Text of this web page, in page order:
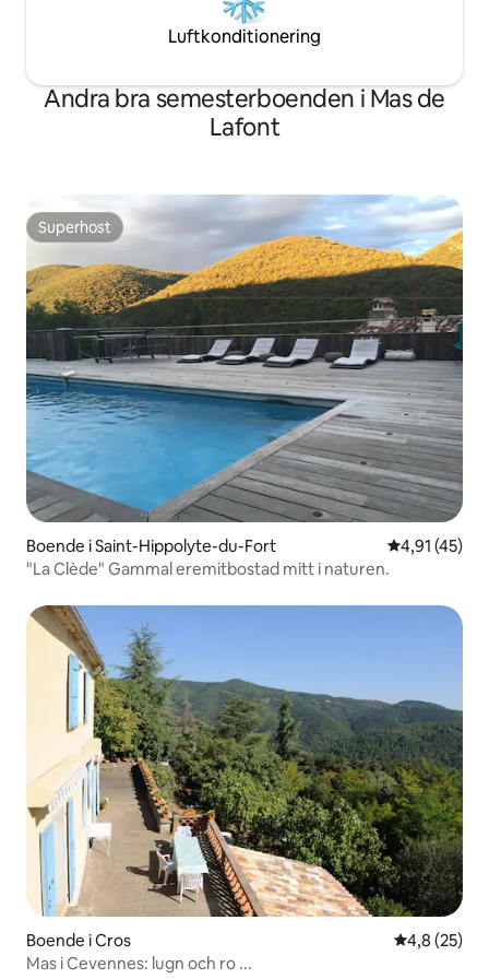
Luftkonditionering
Andra bra semesterboenden i Mas de
Lafont
Superhost
Superhost
Boende i Saint-Hippolyte-du-Fort 4,91 av 5 i
4,91 (45)
"La Clède" Gammal eremitbostad mitt i naturen.
Boende i Cros 4,8 av 5 i
4,8 (25)
Mas i Cevennes: lugn och ro ...